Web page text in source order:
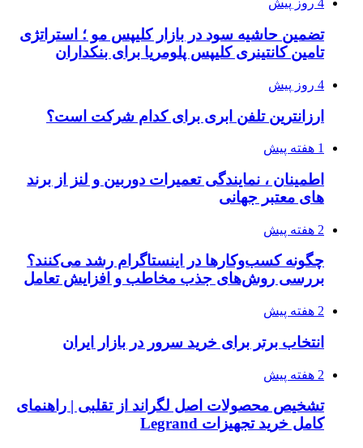
4 روز پیش
تضمین حاشیه سود در بازار کلیپس مو ؛ استراتژی
تامین کانتینری کلیپس پلومریا برای بنکداران
4 روز پیش
ارزانترین تلفن ابری برای کدام شرکت است؟
1 هفته پیش
اطمینان ، نمایندگی تعمیرات دوربین و لنز از برند
های معتبر جهانی
2 هفته پیش
چگونه کسب‌وکارها در اینستاگرام رشد می‌کنند؟
بررسی روش‌های جذب مخاطب و افزایش تعامل
2 هفته پیش
انتخاب برتر برای خرید سرور در بازار ایران
2 هفته پیش
تشخیص محصولات اصل لگراند از تقلبی | راهنمای
کامل خرید تجهیزات Legrand